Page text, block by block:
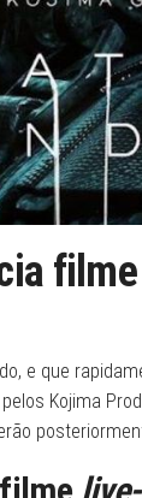
e que
Kojima